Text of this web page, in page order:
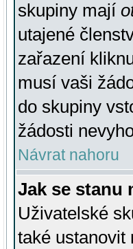
skupiny mají
utajené
zařazení
musí vaši
do skupiny
žádosti
Návrat nahoru
Jak se stanu
Uživatelské
také ustanovit